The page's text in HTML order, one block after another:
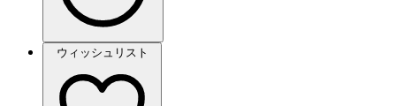
ウィッシュリスト